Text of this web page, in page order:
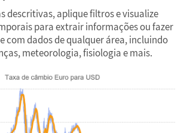
descritivas, aplique filtros e visualize
para extrair informações ou fazer
com dados de qualquer área, incluindo
meteorologia, fisiologia e mais.